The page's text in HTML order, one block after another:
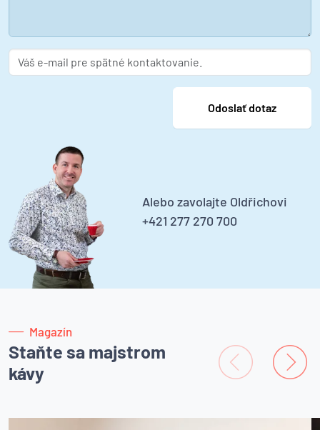
Alebo zavolajte Oldřichovi
+421 277 270 700
Magazín
Staňte sa majstrom
kávy